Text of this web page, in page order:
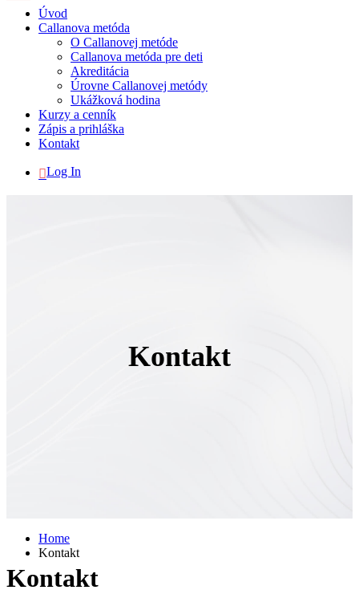
Úvod
Callanova metóda
O Callanovej metóde
Callanova metóda pre deti
Akreditácia
Úrovne Callanovej metódy
Ukážková hodina
Kurzy a cenník
Zápis a prihláška
Kontakt
Log In
Kontakt
Home
Kontakt
Kontakt